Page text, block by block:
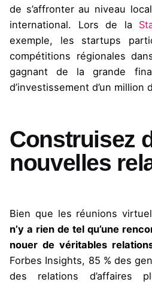
de s’affronter au niveau
international. Lors de la
exemple, les startups
compétitions régionales
gagnant de la grande
d’investissement d’un million
Construisez
nouvelles
Bien que les réunions
n’y a rien de tel qu’une
nouer de véritables
Forbes Insights, 85 % des
des relations d’affaires